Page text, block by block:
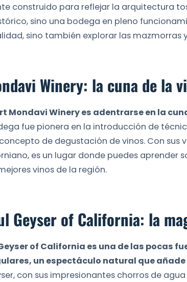
construido para reflejar la arquitectura
sino una bodega en pleno
sino también explorar las mazmorras
Winery: la cuna de la
Mondavi Winery es adentrarse en la
fue pionera en la introducción de
de degustación de vinos. Con sus
es un lugar donde puedes aprender
vinos de la región.
Geyser of California: la
of California es una de las pocas
un espectáculo natural que
con sus impresionantes chorros de